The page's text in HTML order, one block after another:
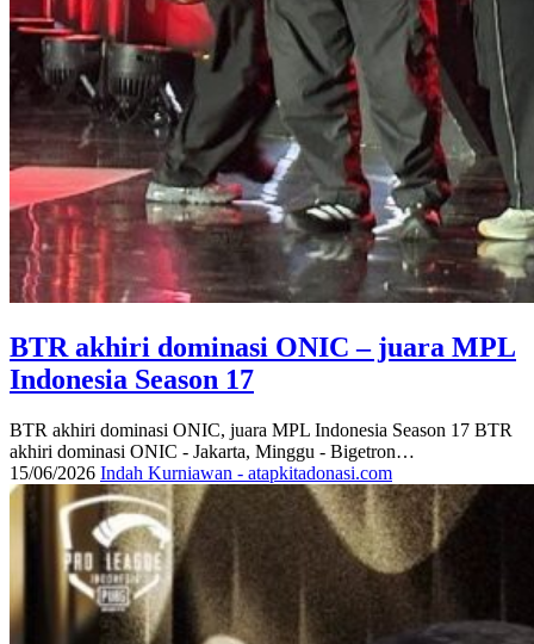
BTR akhiri dominasi ONIC – juara MPL
Indonesia Season 17
BTR akhiri dominasi ONIC, juara MPL Indonesia Season 17 BTR
akhiri dominasi ONIC - Jakarta, Minggu - Bigetron…
15/06/2026 Indah Kurniawan - atapkitadonasi.com